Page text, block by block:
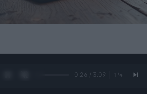
0:28 / 3:09 1 /4